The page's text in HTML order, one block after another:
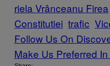
riela Vrânceanu Firea
Constitutiei trafic
Follow Us On
Make Us Preferred